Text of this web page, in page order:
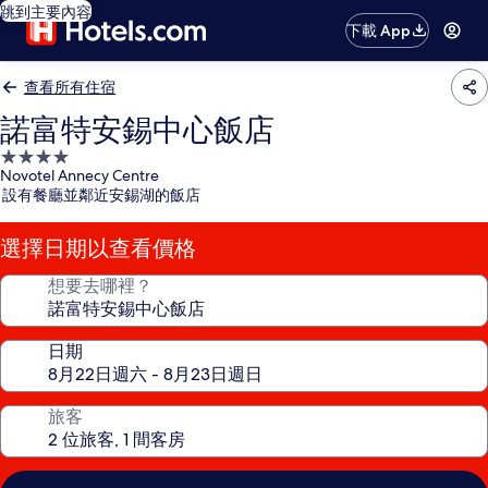
跳到主要內容
下載 App
查看所有住宿
諾富特安錫中心飯店
4.0
星
級
住
宿
Novotel Annecy Centre
設有餐廳並鄰近安錫湖的飯店
選擇日期以查看價格
想要去哪裡？
日期
旅客